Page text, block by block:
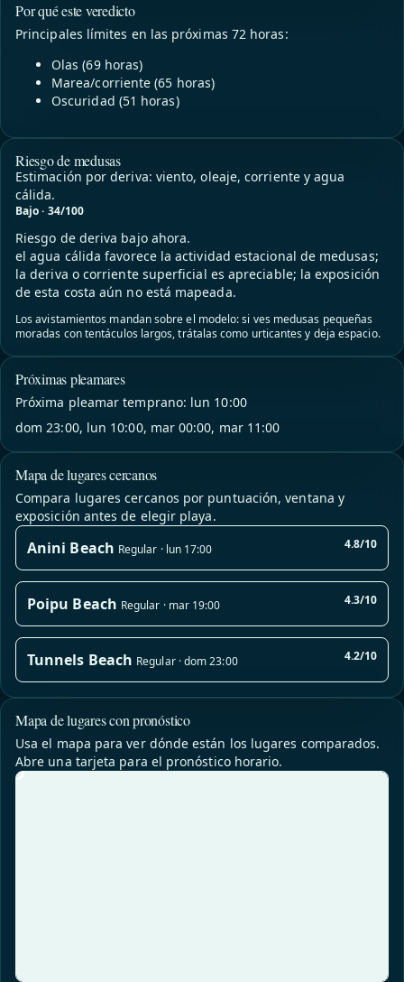
Por qué este veredicto
Principales límites en las próximas 72 horas:
Olas (69 horas)
Marea/corriente (65 horas)
Oscuridad (51 horas)
Riesgo de medusas
Estimación por deriva: viento, oleaje, corriente y agua
cálida.
Bajo · 34/100
Riesgo de deriva bajo ahora.
el agua cálida favorece la actividad estacional de medusas;
la deriva o corriente superficial es apreciable; la exposición
de esta costa aún no está mapeada.
Los avistamientos mandan sobre el modelo: si ves medusas pequeñas
moradas con tentáculos largos, trátalas como urticantes y deja espacio.
Próximas pleamares
Próxima pleamar temprano: lun 10:00
dom 23:00, lun 10:00, mar 00:00, mar 11:00
Mapa de lugares cercanos
Compara lugares cercanos por puntuación, ventana y
exposición antes de elegir playa.
Anini Beach Regular · lun 17:00 4.8/10
Poipu Beach Regular · mar 19:00 4.3/10
Tunnels Beach Regular · dom 23:00 4.2/10
Mapa de lugares con pronóstico
Usa el mapa para ver dónde están los lugares comparados.
Abre una tarjeta para el pronóstico horario.